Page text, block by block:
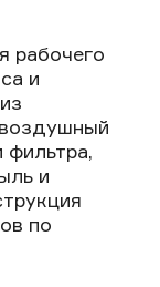
рабочего
и
фильтра,
и
по